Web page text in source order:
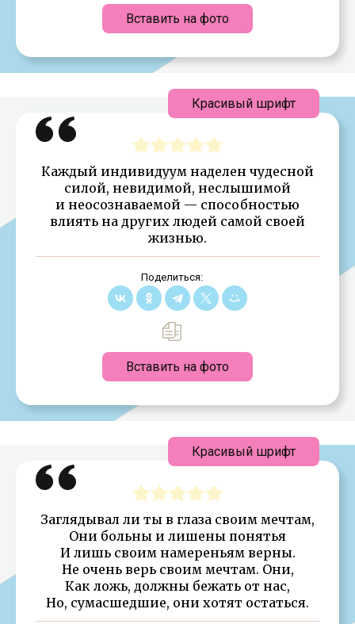
Вставить на фото
Каждый индивидуум наделен чудесной
силой, невидимой, неслышимой
и неосознаваемой — способностью
влиять на других людей самой своей
жизнью.
Поделиться:
Вставить на фото
Красивый шрифт
Заглядывал ли ты в глаза своим мечтам,
Они больны и лишены понятья
И лишь своим намереньям верны.
Не очень верь своим мечтам. Они,
Как ложь, должны бежать от нас,
Но, сумасшедшие, они хотят остаться.
Красивый шрифт